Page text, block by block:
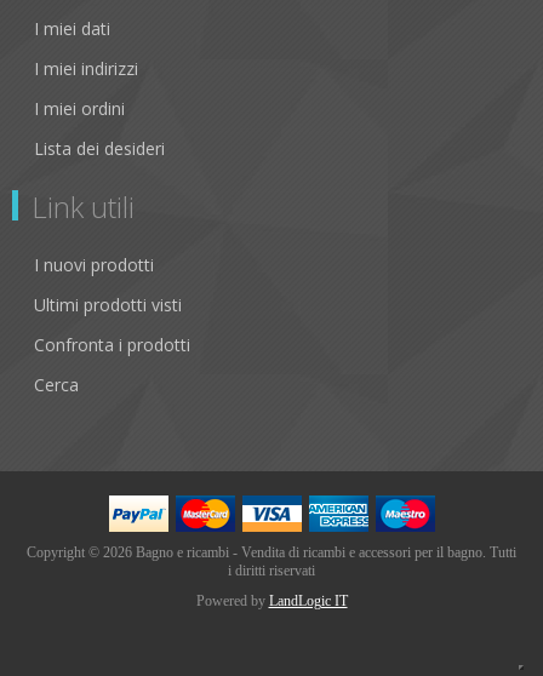
I miei dati
I miei indirizzi
I miei ordini
Lista dei desideri
Link utili
I nuovi prodotti
Ultimi prodotti visti
Confronta i prodotti
Cerca
Copyright © 2026 Bagno e ricambi - Vendita di ricambi e accessori per il bagno. Tutti
i diritti riservati
Powered by LandLogic IT